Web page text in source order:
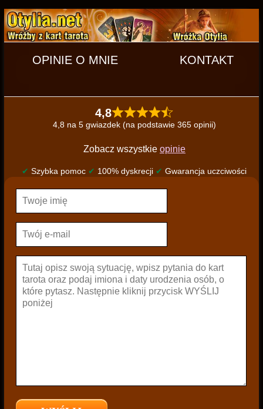
OPINIE O MNIE KONTAKT
4,8
4,8 na 5 gwiazdek (na podstawie 365 opinii)
Zobacz wszystkie opinie
✔ Szybka pomoc ✔ 100% dyskrecji ✔ Gwarancja uczciwości